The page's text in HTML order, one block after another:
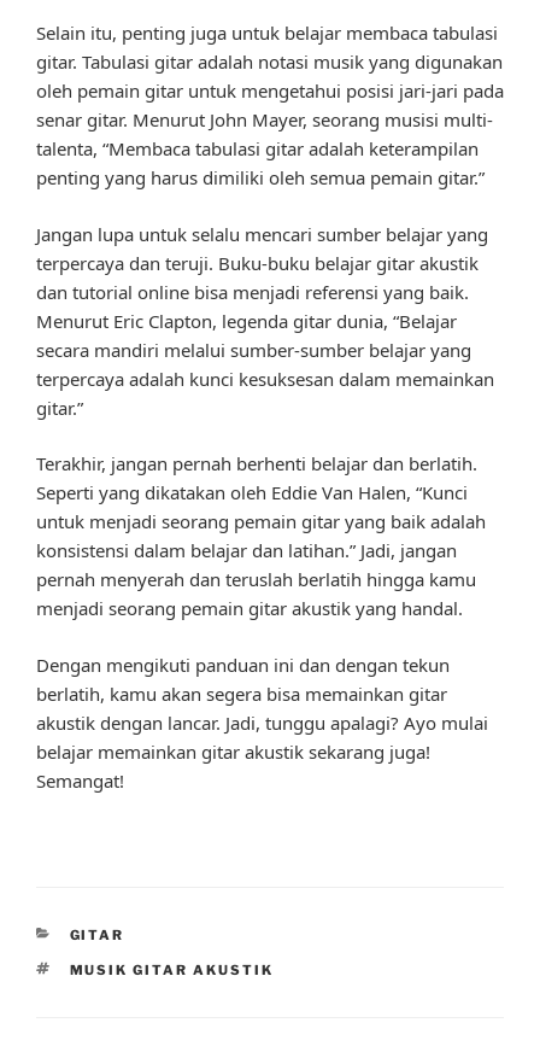
Selain itu, penting juga untuk belajar membaca tabulasi
gitar. Tabulasi gitar adalah notasi musik yang digunakan
oleh pemain gitar untuk mengetahui posisi jari-jari pada
senar gitar. Menurut John Mayer, seorang musisi multi-
talenta, “Membaca tabulasi gitar adalah keterampilan
penting yang harus dimiliki oleh semua pemain gitar.”
Jangan lupa untuk selalu mencari sumber belajar yang
terpercaya dan teruji. Buku-buku belajar gitar akustik
dan tutorial online bisa menjadi referensi yang baik.
Menurut Eric Clapton, legenda gitar dunia, “Belajar
secara mandiri melalui sumber-sumber belajar yang
terpercaya adalah kunci kesuksesan dalam memainkan
gitar.”
Terakhir, jangan pernah berhenti belajar dan berlatih.
Seperti yang dikatakan oleh Eddie Van Halen, “Kunci
untuk menjadi seorang pemain gitar yang baik adalah
konsistensi dalam belajar dan latihan.” Jadi, jangan
pernah menyerah dan teruslah berlatih hingga kamu
menjadi seorang pemain gitar akustik yang handal.
Dengan mengikuti panduan ini dan dengan tekun
berlatih, kamu akan segera bisa memainkan gitar
akustik dengan lancar. Jadi, tunggu apalagi? Ayo mulai
belajar memainkan gitar akustik sekarang juga!
Semangat!
CATEGORIES
GITAR
TAGS
MUSIK GITAR AKUSTIK